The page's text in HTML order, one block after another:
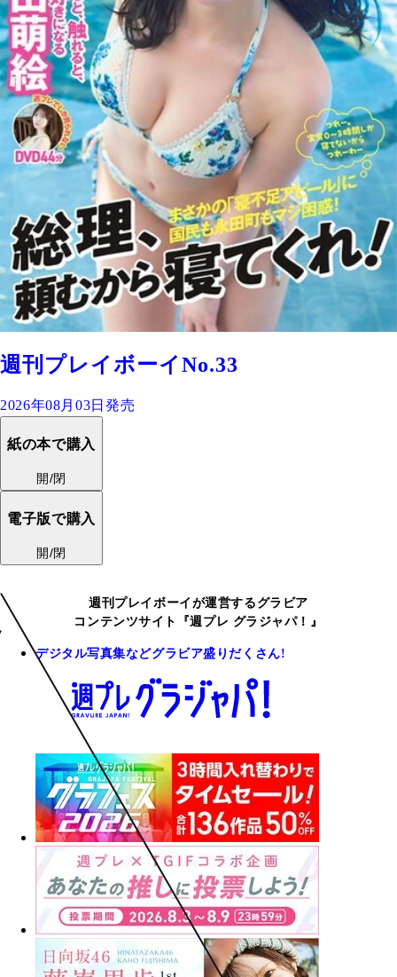
週刊プレイボーイNo.33
2026年08月03日発売
紙の本で購入
開/閉
電子版で購入
開/閉
週刊プレイボーイが運営するグラビア
コンテンツサイト『週プレ グラジャパ！』
デジタル写真集などグラビア盛りだくさん!